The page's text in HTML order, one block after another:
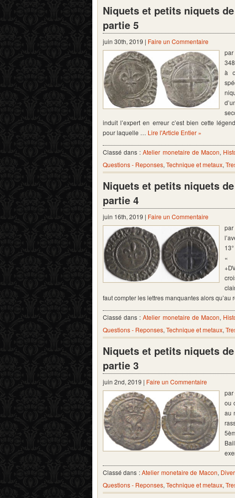
Niquets et petits niquets
partie 5
juin 30th, 2019 | Faire un Commentaire
à
induit l’expert en erreur c’est bien cette
pour laquelle … Lire l'Article Entier »
Classé dans :Atelier monetaire de Macon,
Questions - Reponses, Technique et metaux,
Niquets et petits niquets
partie 4
juin 16th, 2019 | Faire un Commentaire
«
faut compter les lettres manquantes alors
Classé dans :Atelier monetaire de Macon,
Questions - Reponses, Technique et metaux,
Niquets et petits niquets
partie 3
juin 2nd, 2019 | Faire un Commentaire
par
ou
au
Classé dans :Atelier monetaire de Macon,
Questions - Reponses, Technique et metaux,